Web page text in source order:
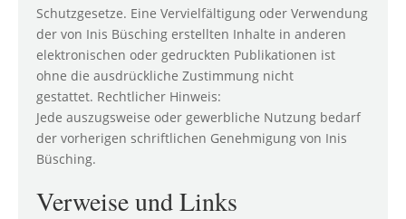
Schutzgesetze. Eine Vervielfältigung oder Verwendung
der von Inis Büsching erstellten Inhalte in anderen
elektronischen oder gedruckten Publikationen ist
ohne die ausdrückliche Zustimmung nicht
gestattet. Rechtlicher Hinweis:
Jede auszugsweise oder gewerbliche Nutzung bedarf
der vorherigen schriftlichen Genehmigung von Inis
Büsching.
Verweise und Links